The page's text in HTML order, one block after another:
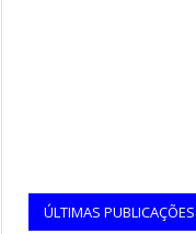
ÚLTIMAS PUBLICAÇÕES